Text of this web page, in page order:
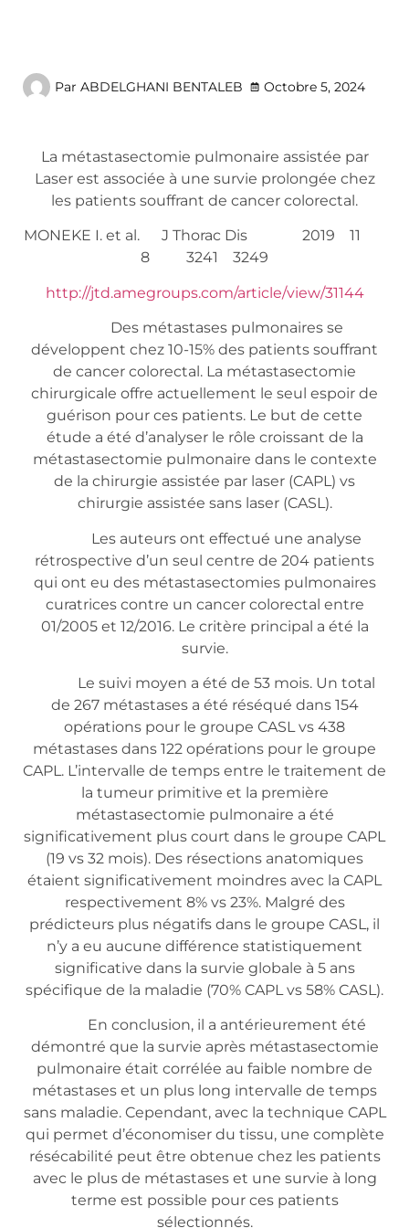
Par ABDELGHANI BENTALEB Octobre 5, 2024
La métastasectomie pulmonaire assistée par
Laser est associée à une survie prolongée chez
les patients souffrant de cancer colorectal.
MONEKE I. et al. J Thorac Dis 2019 11
8 3241 3249
http://jtd.amegroups.com/article/view/31144
Des métastases pulmonaires se
développent chez 10-15% des patients souffrant
de cancer colorectal. La métastasectomie
chirurgicale offre actuellement le seul espoir de
guérison pour ces patients. Le but de cette
étude a été d’analyser le rôle croissant de la
métastasectomie pulmonaire dans le contexte
de la chirurgie assistée par laser (CAPL) vs
chirurgie assistée sans laser (CASL).
Les auteurs ont effectué une analyse
rétrospective d’un seul centre de 204 patients
qui ont eu des métastasectomies pulmonaires
curatrices contre un cancer colorectal entre
01/2005 et 12/2016. Le critère principal a été la
survie.
Le suivi moyen a été de 53 mois. Un total
de 267 métastases a été réséqué dans 154
opérations pour le groupe CASL vs 438
métastases dans 122 opérations pour le groupe
CAPL. L’intervalle de temps entre le traitement de
la tumeur primitive et la première
métastasectomie pulmonaire a été
significativement plus court dans le groupe CAPL
(19 vs 32 mois). Des résections anatomiques
étaient significativement moindres avec la CAPL
respectivement 8% vs 23%. Malgré des
prédicteurs plus négatifs dans le groupe CASL, il
n’y a eu aucune différence statistiquement
significative dans la survie globale à 5 ans
spécifique de la maladie (70% CAPL vs 58% CASL).
En conclusion, il a antérieurement été
démontré que la survie après métastasectomie
pulmonaire était corrélée au faible nombre de
métastases et un plus long intervalle de temps
sans maladie. Cependant, avec la technique CAPL
qui permet d’économiser du tissu, une complète
résécabilité peut être obtenue chez les patients
avec le plus de métastases et une survie à long
terme est possible pour ces patients
sélectionnés.